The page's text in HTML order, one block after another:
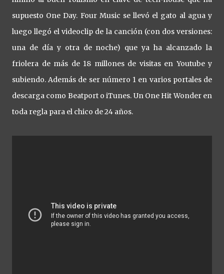
supuesto One Day. Four Music se llevó el gato al agua y
luego llegó el videoclip de la canción (con dos versiones:
una de día y otra de noche) que ya ha alcanzado la
friolera de más de 18 millones de visitas en Youtube y
subiendo. Además de ser número 1 en varios portales de
descarga como Beatport o iTunes. Un One Hit Wonder en
toda regla para el chico de 24 años.